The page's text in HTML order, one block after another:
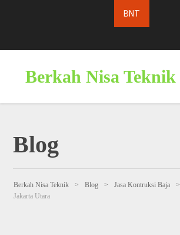
Berkah Nisa Teknik
Blog
Berkah Nisa Teknik > Blog > Jasa Kontruksi Baja >
Jakarta Utara